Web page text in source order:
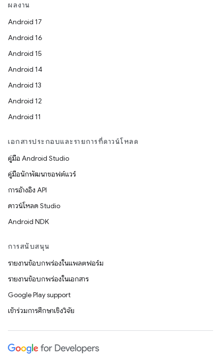
ผลงาน
Android 17
Android 16
Android 15
Android 14
Android 13
Android 12
Android 11
เอกสารประกอบและรายการที่ดาวน์โหลด
คู่มือ Android Studio
คู่มือนักพัฒนาซอฟต์แวร์
การอ้างอิง API
ดาวน์โหลด Studio
Android NDK
การสนับสนุน
รายงานข้อบกพร่องในแพลตฟอร์ม
รายงานข้อบกพร่องในเอกสาร
Google Play support
เข้าร่วมการศึกษาเชิงวิจัย